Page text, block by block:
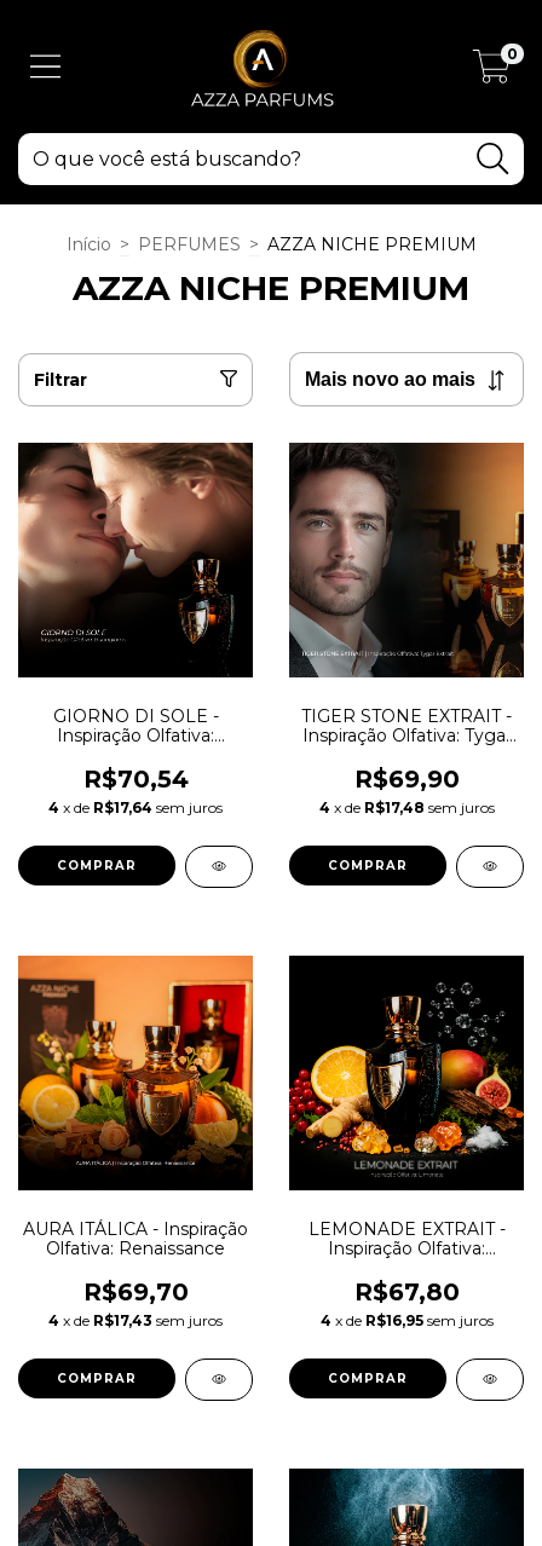
0
Início > PERFUMES > AZZA NICHE PREMIUM
AZZA NICHE PREMIUM
Filtrar
GIORNO DI SOLE -
Inspiração Olfativa:
R$70,54
4 x de R$17,64 sem juros
COMPRAR
TIGER STONE EXTRAIT -
Inspiração Olfativa: Tygar
R$69,90
4 x de R$17,48 sem juros
COMPRAR
AURA ITÁLICA - Inspiração
Olfativa: Renaissance
R$69,70
4 x de R$17,43 sem juros
COMPRAR
LEMONADE EXTRAIT -
Inspiração Olfativa:
R$67,80
4 x de R$16,95 sem juros
COMPRAR